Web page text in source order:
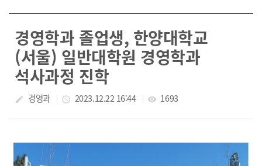
경영학과 졸업생, 한양대학교
(서울) 일반대학원 경영학과
석사과정 진학
작성자
create 경영과 작성일
access_time 2023.12.22 16:44 조회수
visibility 1693